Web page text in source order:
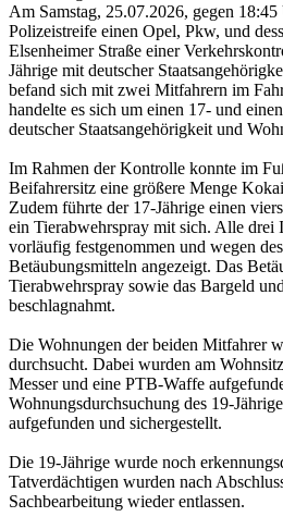
Am Samstag, 25.07.2026, gegen
Polizeistreife einen Opel, Pkw, und
Elsenheimer Straße einer
Jährige mit deutscher
befand sich mit zwei Mitfahrern im
handelte es sich um einen 17- und
deutscher Staatsangehörigkeit und
Im Rahmen der Kontrolle konnte im
Beifahrersitz eine größere Menge
Zudem führte der 17-Jährige einen
ein Tierabwehrspray mit sich. Alle drei
vorläufig festgenommen und wegen
Betäubungsmitteln angezeigt. Das
Tierabwehrspray sowie das Bargeld
beschlagnahmt.
Die Wohnungen der beiden Mitfahrer
durchsucht. Dabei wurden am
Messer und eine PTB-Waffe
Wohnungsdurchsuchung des 19-
aufgefunden und sichergestellt.
Die 19-Jährige wurde noch
Tatverdächtigen wurden nach
Sachbearbeitung wieder entlassen.